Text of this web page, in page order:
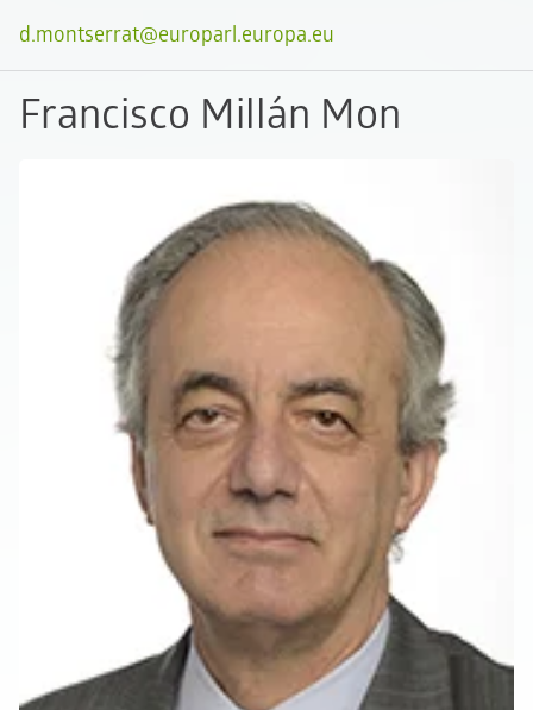
d.montserrat@europarl.europa.eu
Francisco Millán Mon